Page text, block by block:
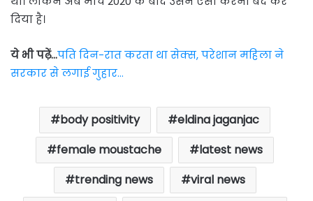
दिया है।
ये भी पढ़ें…पति दिन-रात करता था सेक्स, परेशान महिला ने
सरकार से लगाई गुहार…
body positivity
eldina jaganjac
female moustache
latest news
trending news
viral news